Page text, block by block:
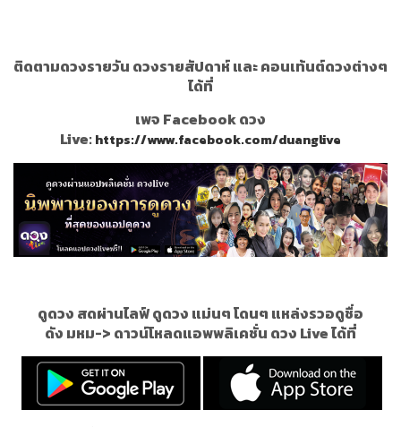
ติดตามดวงรายวัน ดวงรายสัปดาห์ และ คอนเท้นต์ดวงต่างๆ
ได้ที่
เพจ Facebook ดวง
Live:https://www.facebook.com/duanglive
ดูดวง สดผ่านไลฟ์ ดูดวง แม่นๆ โดนๆ แหล่งรวอดูชื่อ
ดัง มหม-> ดาวน์โหลดแอพพลิเคชั่น ดวง Live ได้ที่